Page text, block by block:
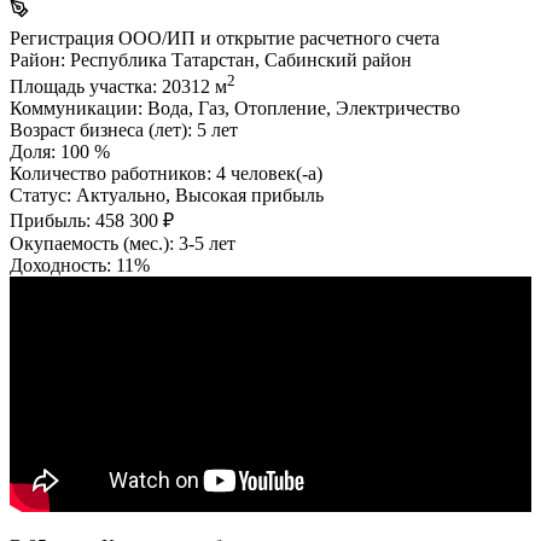
Регистрация ООО/ИП и открытие расчетного счета
Район: Республика Татарстан, Сабинский район
Площадь участка: 20312 м2
Коммуникации: Вода, Газ, Отопление, Электричество
Возраст бизнеса (лет): 5 лет
Доля: 100 %
Количество работников: 4 человек(-а)
Статус: Актуально, Высокая прибыль
Прибыль: 458 300 ₽
Окупаемость (мес.): 3-5 лет
Доходность: 11%